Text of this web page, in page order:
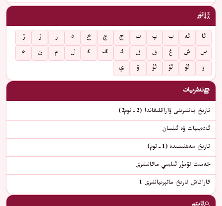
تۈر
ئا ئە ب پ ت ج چ خ د ر ز
ژ
س
ش غ ف ق ك گ ڭ ل م ن
ھ
و
ئۇ ئۆ ئۈ ۋ ي
نەشرىيات
تارىخ بەتلىرىنى ۋاراقلىغاندا (2-توم2)
ئەدەبىيات ۋە ئىنسان
تارىخ سەھنىسىدە (1-توم)
خەمىت تۆمۈر ئىلمىي ماقالىلىرى
قاراقاش تارىخ ماتېرىياللىرى 1